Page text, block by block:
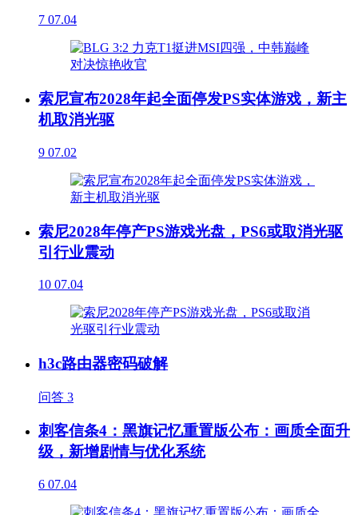
7 07.04
索尼宣布2028年起全面停发PS实体游戏，新主
机取消光驱
9 07.02
索尼2028年停产PS游戏光盘，PS6或取消光驱
引行业震动
10 07.04
h3c路由器密码破解
问答 3
刺客信条4：黑旗记忆重置版公布：画质全面升
级，新增剧情与优化系统
6 07.04